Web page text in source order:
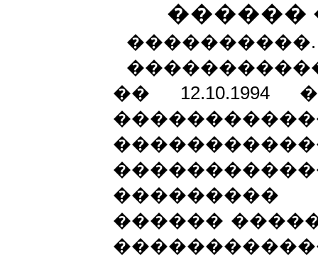
������
����������.
��
������